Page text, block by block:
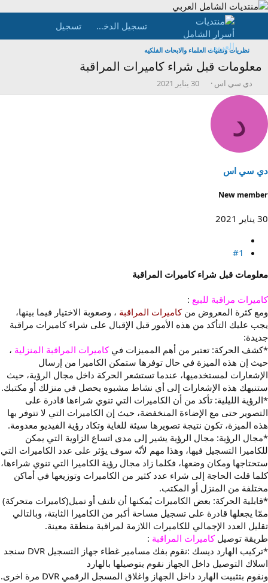
تسجيل الدخول تسجيل
نظريات وتقنيات العلماء والابحاث الفلكيه
معلومات قبل شراء كاميرات المراقبة
ب
ا
م
ض
دي سي اس
ت
ا
30 يناير 2021
د
دي سي اس
New member
30 يناير 2021
#1
معلومات قبل شراء كاميرات المراقبة
كاميرات مراقبة للبيع :
ومع كثرة المعروض منكاميرات المراقبة ، وصعوبة الاختيار فيما بينها،
يجب عليك التأكد من هذه الأمور قبل الإقبال على شراء كاميرات مراقبة
جديدة:
*كشف الحركة: تعتبر من أهم المميزات فيكاميرات المراقبة المنزلية ،
حيث إن هذه الميزة في حال توفرها ستمكن الكاميرا من إرسال
الإشعارات لمستخدميها، عندما تستشعر الحركة داخل مجال الرؤية، حيث
ستنبهك هذه الإشعارات إلى أي نشاط مشبوه يحصل في منزلك أو مكتبك.
*الرؤية الليلية: تأكد من أن الكاميرات التي تنوي شراءها قادرة على
التصوير حتى مع الإضاءة المنخفضة، حيث إن الكاميرات التي لا تتوفر بها
هذه الميزة، تكون نتيجة تصويرها سيئة للغاية وتكاد رؤية الفيديو معدومة.
*مجال الرؤية: مجال الرؤية يشير إلى مدى اتساع الزاوية التي يمكن
للكاميرا التسجيل فيها، وهذا مهم لأنّه سوف يؤثر على عدد الكاميرات التي
ستحتاجها ومكان وضعها، فكلما زاد مجال رؤية الكاميرا التي تنوي شراءها،
كلما قلت الحاجة إلى شراء عدد كثير من الكاميرات وتوزيعها في أماكن
مختلفة من المنزل أو المكتب.
*قابلية الحركة: بعض الكاميرات يُمكنها أن تلتف أو تميل(كاميرات متحركة)
ممّا يجعلها قادرة على تسجيل مساحة أكبر من الكاميرا الثابتة، وبالتالي
تقليل العدد الإجمالي للكاميرات اللازمة لمراقبة منطقة معينة.
طريقة توصيلكاميرات المراقبة :
*تركيب الهارد ديسك :نقوم بفك مسامير غطاء جهاز التسجيل DVR سنجد
اسلاك التوصيل داخل الجهاز نقوم بتوصيلها بالهارد
ونقوم بتثبيت الهارد داخل الجهاز واغلاق المسجل الرقمي DVR مرة اخرى.